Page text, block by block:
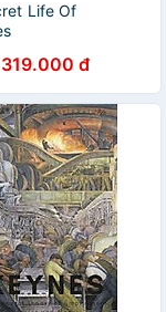
Life Of
319.000 đ